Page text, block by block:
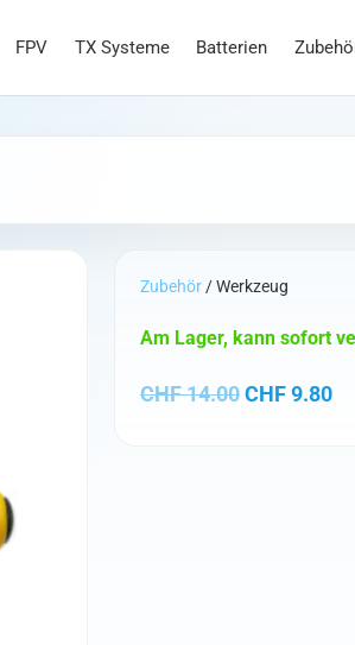
FPV TX Systeme Batterien
Zubehör/ Werkzeug
CHF14.00CHF9.80
Am Lager, kann sofort